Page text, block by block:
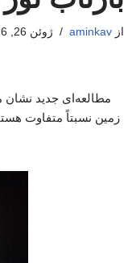
از aminkav ژوئن 26, 2026
مطالعه‌ای جدید
زمین نسبتاً متفاوت